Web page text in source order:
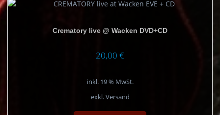
Crematory live @ Wacken DVD+CD
20,00 €
inkl. 19 % MwSt.
exkl. Versand